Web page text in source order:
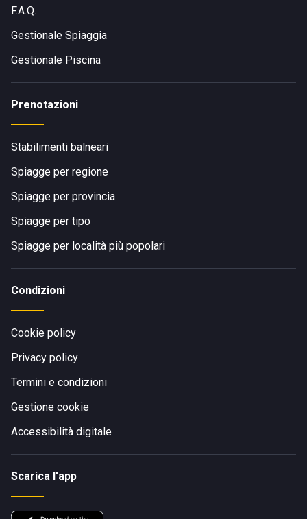
F.A.Q.
Gestionale Spiaggia
Gestionale Piscina
Prenotazioni
Stabilimenti balneari
Spiagge per regione
Spiagge per provincia
Spiagge per tipo
Spiagge per località più popolari
Condizioni
Cookie policy
Privacy policy
Termini e condizioni
Gestione cookie
Accessibilità digitale
Scarica l'app